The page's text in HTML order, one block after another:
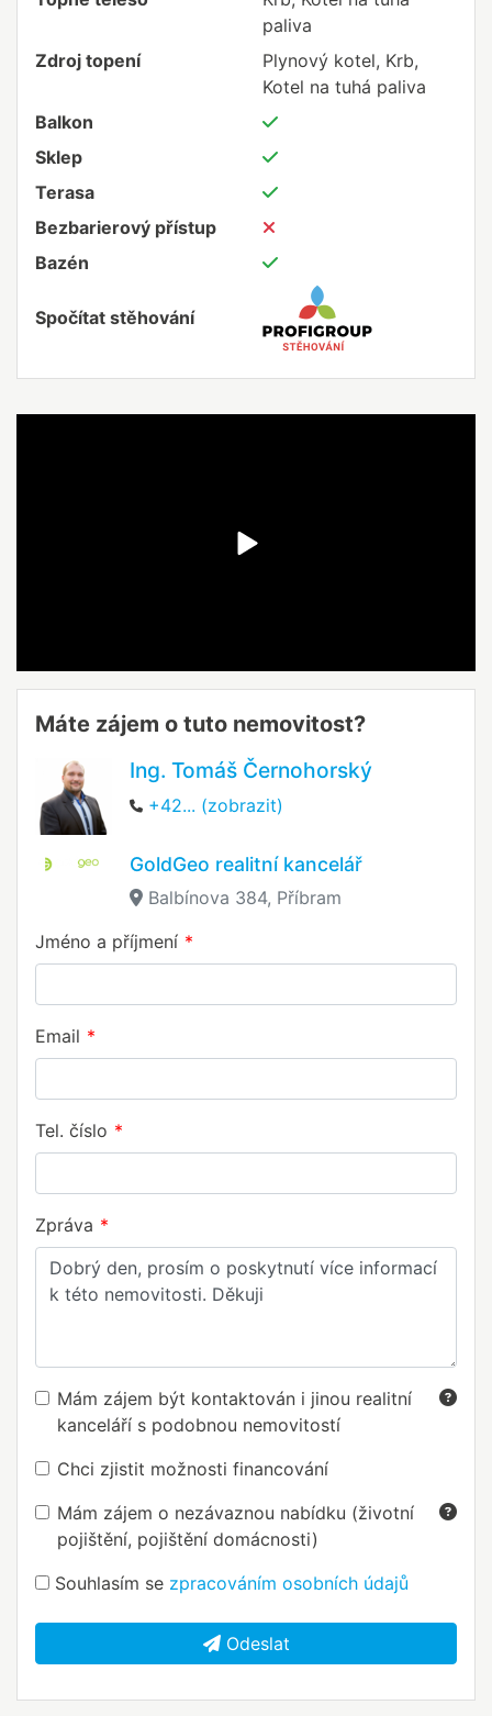
paliva
Zdroj topení
Plynový kotel, Krb,
Kotel na tuhá paliva
Balkon
Sklep
Terasa
Bezbarierový přístup
Bazén
Spočítat stěhování
Máte zájem o tuto nemovitost?
Ing. Tomáš Černohorský
+42... (zobrazit)
GoldGeo realitní kancelář
Balbínova 384, Příbram
Jméno a příjmení
Email
Tel. číslo
Zpráva
Mám zájem být kontaktován i jinou realitní
kanceláří s podobnou nemovitostí
Chci zjistit možnosti financování
Mám zájem o nezávaznou nabídku (životní
pojištění, pojištění domácnosti)
Souhlasím se zpracováním osobních údajů
Odeslat